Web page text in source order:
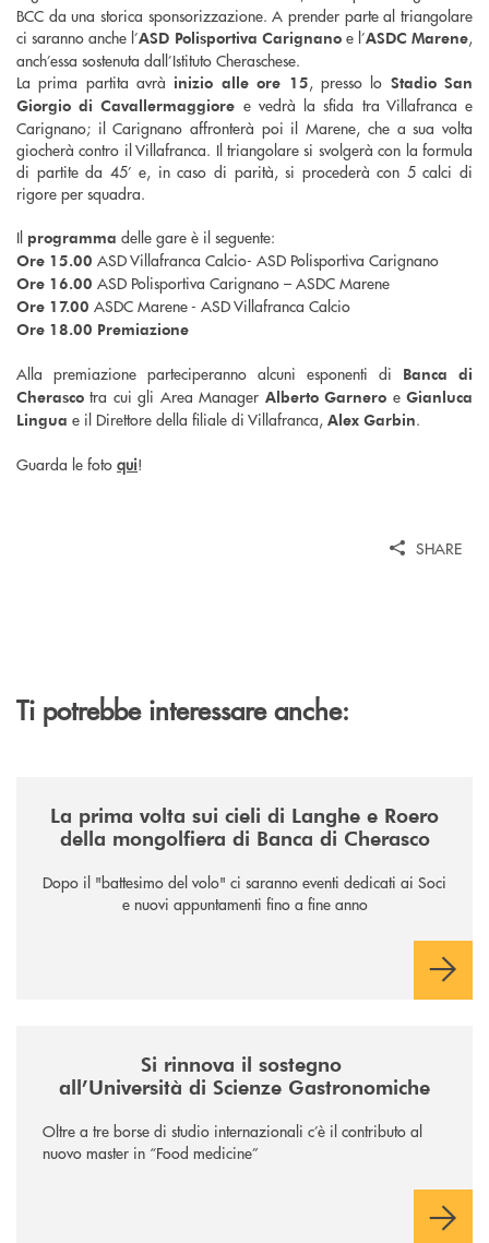
BCC da una storica sponsorizzazione. A prender parte al triangolare
ci saranno anche l’ASD Polisportiva Carignanoe l’ASDC Marene,
anch’essa sostenuta dall’Istituto Cheraschese.
La prima partita avrà inizio alle ore 15, presso lo Stadio San
Giorgio di Cavallermaggiore e vedrà la sfida tra Villafranca e
Carignano; il Carignano affronterà poi il Marene, che a sua volta
giocherà contro il Villafranca. Il triangolare si svolgerà con la formula
di partite da 45’ e, in caso di parità, si procederà con 5 calci di
rigore per squadra.
Il programma delle gare è il seguente:
Ore 15.00 ASD Villafranca Calcio- ASD Polisportiva Carignano
Ore 16.00 ASD Polisportiva Carignano – ASDC Marene
Ore 17.00 ASDC Marene - ASD Villafranca Calcio
Ore 18.00 Premiazione
Alla premiazione parteciperanno alcuni esponenti di Banca di
Cherasco tra cui gli Area Manager Alberto Garnero eGianluca
Lingua e il Direttore della filiale di Villafranca, Alex Garbin.
Guarda le foto qui!
SHARE
Ti potrebbe interessare anche:
La prima volta sui cieli di Langhe e Roero
della mongolfiera di Banca di Cherasco
Dopo il "battesimo del volo" ci saranno eventi dedicati ai Soci
e nuovi appuntamenti fino a fine anno
Si rinnova il sostegno
all’Università di Scienze Gastronomiche
Oltre a tre borse di studio internazionali c’è il contributo al
nuovo master in “Food medicine”